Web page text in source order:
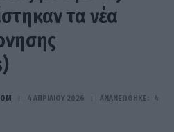
τα νέα
4 ΑΠΡΙΛΊΟΥ 2026 ΑΝΑΝΕΏΘΗΚΕ: 4